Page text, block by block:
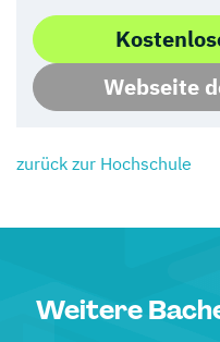
Webseite
zurück zur Hochschule
Weitere